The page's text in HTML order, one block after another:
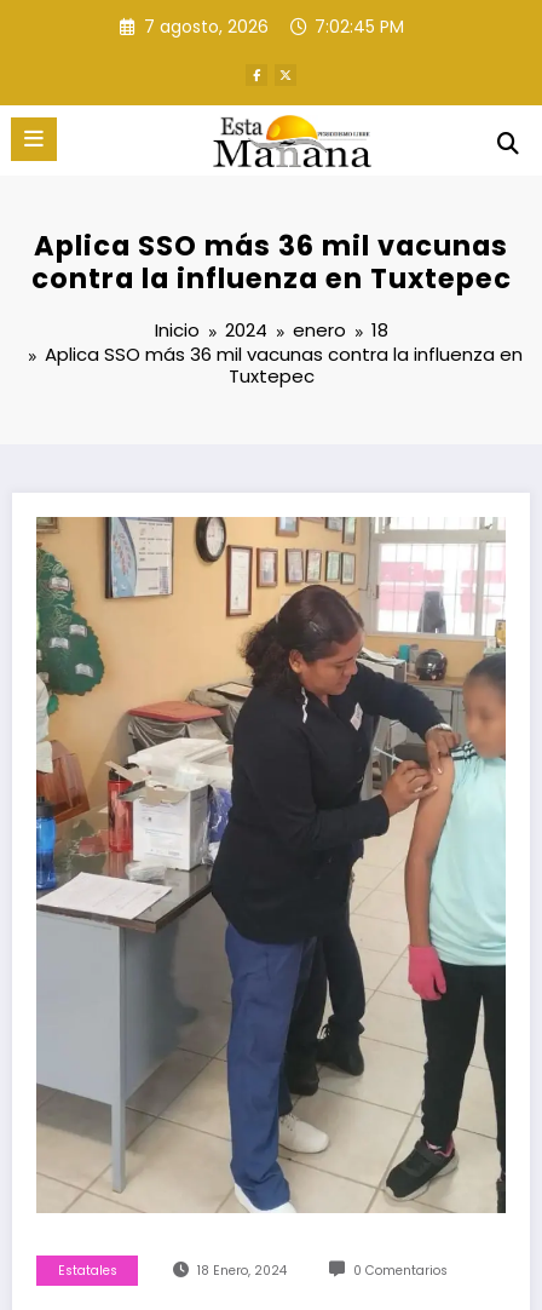
7 agosto, 2026 7:02:46 PM
Aplica SSO más 36 mil vacunas
contra la influenza en Tuxtepec
Inicio 2024 enero
18
Aplica SSO más 36 mil vacunas contra la influenza en
Tuxtepec
Estatales 18 Enero, 2024 0 Comentarios